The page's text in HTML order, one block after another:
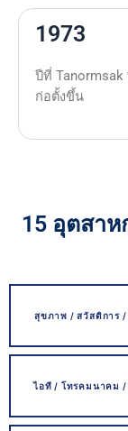
1973
ปีที่
ก่อตั้งขึ้น
15 อุตสา
สุขภาพ / สวัสดิการ /
ไอที / โทรคมนาคม